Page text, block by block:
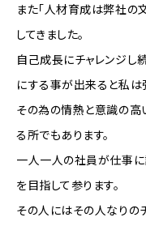
また「人材育成は弊社の
してきました。
自己成長にチャレンジ
にする事が出来ると私は
その為の情熱と意識の
る所でもあります。
一人一人の社員が仕事に
を目指して参ります。
その人にはその人なりの